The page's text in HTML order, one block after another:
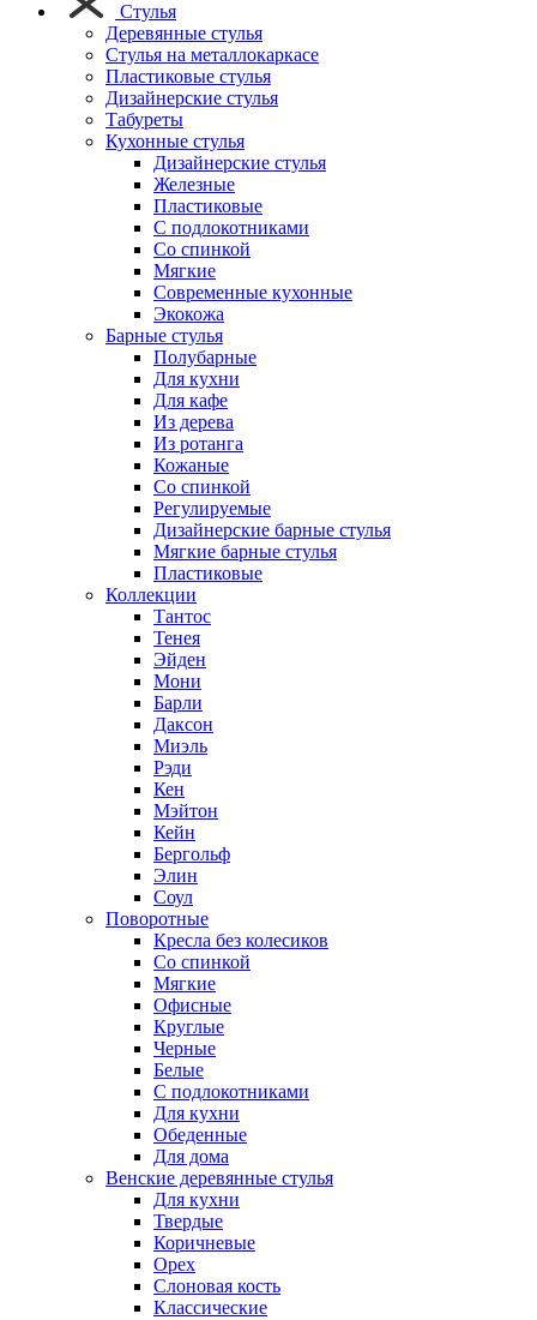
Стулья
Деревянные стулья
Стулья на металлокаркасе
Пластиковые стулья
Дизайнерские стулья
Табуреты
Кухонные стулья
Дизайнерские стулья
Железные
Пластиковые
С подлокотниками
Со спинкой
Мягкие
Современные кухонные
Экокожа
Барные стулья
Полубарные
Для кухни
Для кафе
Из дерева
Из ротанга
Кожаные
Со спинкой
Регулируемые
Дизайнерские барные стулья
Мягкие барные стулья
Пластиковые
Коллекции
Тантос
Тенея
Эйден
Мони
Барли
Даксон
Миэль
Рэди
Кен
Мэйтон
Кейн
Бергольф
Элин
Соул
Поворотные
Кресла без колесиков
Со спинкой
Мягкие
Офисные
Круглые
Черные
Белые
С подлокотниками
Для кухни
Обеденные
Для дома
Венские деревянные стулья
Для кухни
Твердые
Коричневые
Орех
Слоновая кость
Классические